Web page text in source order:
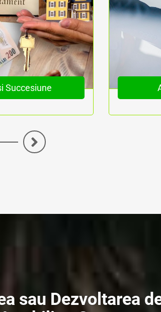
Succesiune
sau Dezvoltarea